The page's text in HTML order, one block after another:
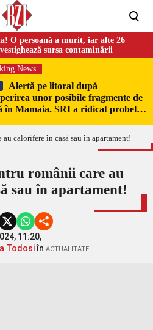
O persoană a murit, iar alte 26
sursa contaminării
News
Alertă pe litoral după
unor posibile fragmente de
în Mamaia. SRI a ridicat probele
românii care au
sau în apartament!
11:20,
Todosiîn ACTUALITATE